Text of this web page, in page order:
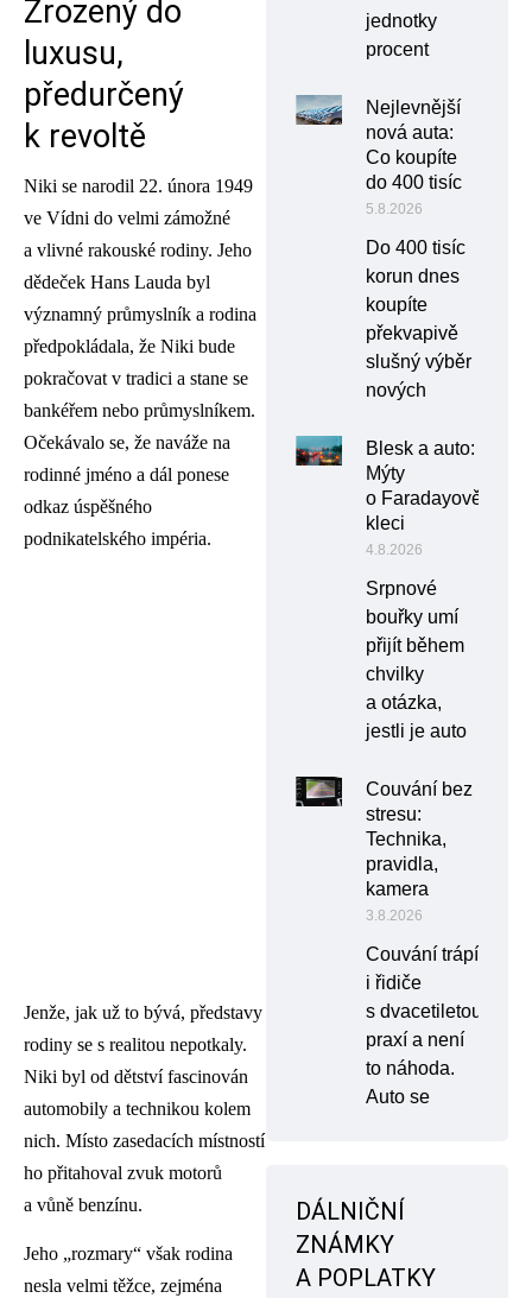
Zrozený do
luxusu,
předurčený
k revoltě
Niki se narodil 22. února 1949
ve Vídni do velmi zámožné
a vlivné rakouské rodiny. Jeho
dědeček Hans Lauda byl
významný průmyslník a rodina
předpokládala, že Niki bude
pokračovat v tradici a stane se
bankéřem nebo průmyslníkem.
Očekávalo se, že naváže na
rodinné jméno a dál ponese
odkaz úspěšného
podnikatelského impéria.
Jenže, jak už to bývá, představy
rodiny se s realitou nepotkaly.
Niki byl od dětství fascinován
automobily a technikou kolem
nich. Místo zasedacích místností
ho přitahoval zvuk motorů
a vůně benzínu.
Jeho „rozmary“ však rodina
nesla velmi těžce, zejména
jednotky
procent
Nejlevnější
nová auta:
Co koupíte
do 400 tisíc
5.8.2026
Do 400 tisíc
korun dnes
koupíte
překvapivě
slušný výběr
nových
Blesk a auto:
Mýty
o Faradayově
kleci
4.8.2026
Srpnové
bouřky umí
přijít během
chvilky
a otázka,
jestli je auto
Couvání bez
stresu:
Technika,
pravidla,
kamera
3.8.2026
Couvání trápí
i řidiče
s dvacetiletou
praxí a není
to náhoda.
Auto se
DÁLNIČNÍ
ZNÁMKY
A POPLATKY